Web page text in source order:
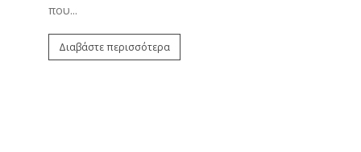
που...
Διαβάστε περισσότερα